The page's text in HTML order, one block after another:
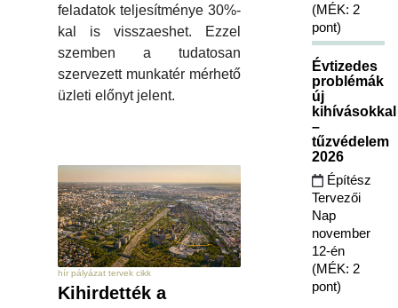
feladatok teljesítménye 30%-
kal is visszaeshet. Ezzel
szemben a tudatosan
szervezett munkatér mérhető
üzleti előnyt jelent.
hír pályázat tervek cikk
Kihirdették a
(MÉK: 2
pont)
Évtizedes
problémák
új
kihívásokkal
–
tűzvédelem
2026
Építész
Tervezői
Nap
november
12-én
(MÉK: 2
pont)